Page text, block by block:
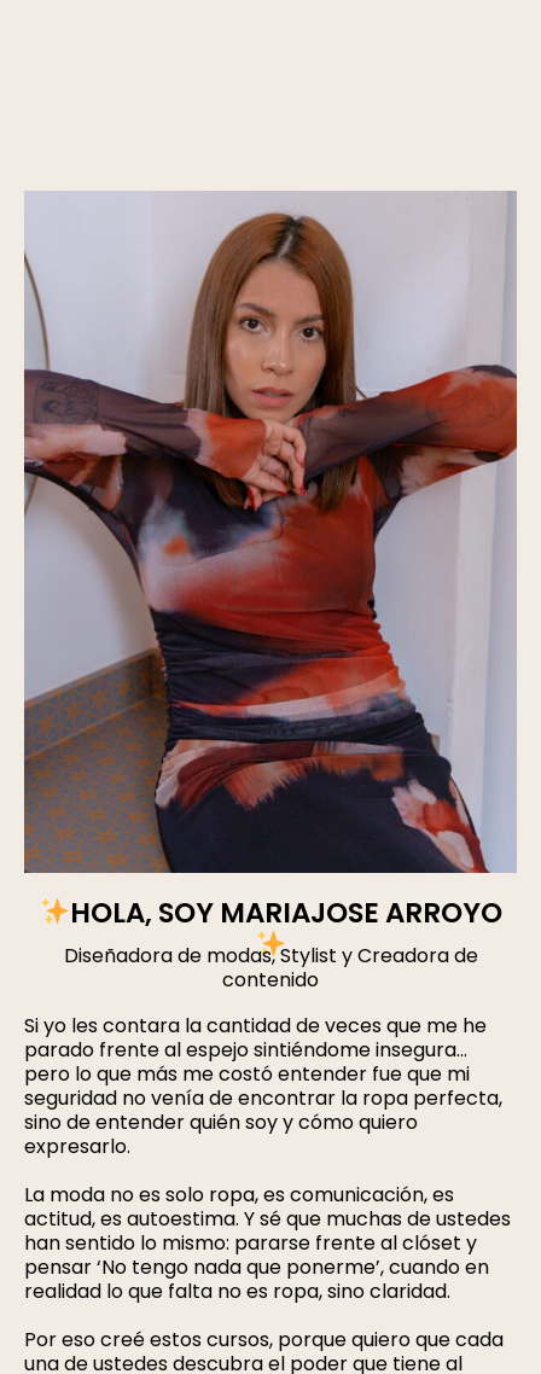
HOLA, SOY MARIAJOSE ARROYO
Diseñadora de modas, Stylist y Creadora de
contenido
Si yo les contara la cantidad de veces que me he
parado frente al espejo sintiéndome insegura…
pero lo que más me costó entender fue que mi
seguridad no venía de encontrar la ropa perfecta,
sino de entender quién soy y cómo quiero
expresarlo.
La moda no es solo ropa, es comunicación, es
actitud, es autoestima. Y sé que muchas de ustedes
han sentido lo mismo: pararse frente al clóset y
pensar ‘No tengo nada que ponerme’, cuando en
realidad lo que falta no es ropa, sino claridad.
Por eso creé estos cursos, porque quiero que cada
una de ustedes descubra el poder que tiene al